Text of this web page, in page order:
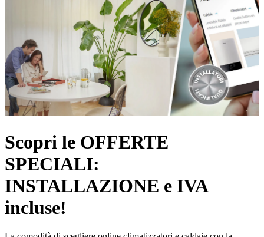
Scopri le OFFERTE
SPECIALI:
INSTALLAZIONE e IVA
incluse!